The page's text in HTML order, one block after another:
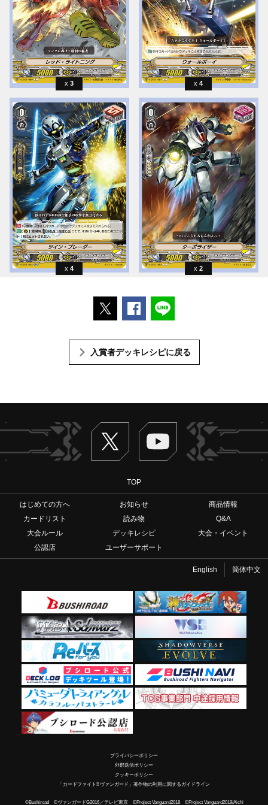
3 4
4 2
ポストするFacebookでシェアする
入賞者デッキレシピに戻る
Twitter ヴァンガードch
TOP
はじめての方へ お知らせ
商品情報
カードリスト
読み物
Q&A
大会ルール
デッキレシピ
大会・イベント
公認店
ユーザーサポート
English 简体中文
プライバシーポリシー
外部送信ポリシー
クッキーポリシー
「カードファイト!! ヴァンガード」著作物の利用に関するガイドライン
©Bushiroad ©ヴァンガードG2016／テレビ東京 ©Project Vanguard2018 ©Project Vanguard2019/Aichi